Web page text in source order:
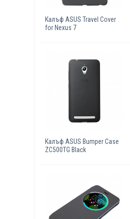
Калъф ASUS Travel Cover
for Nexus 7
Калъф ASUS Bumper Case
ZC500TG Black